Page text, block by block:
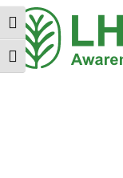
Umschalten auf hohe
Schrift vergrößern